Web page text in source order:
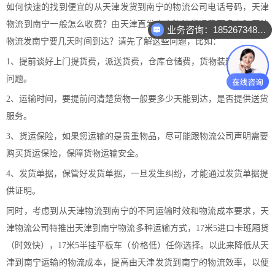
如何快速的找到便宜的从天津发货到南宁的物流公司电话号码，天津
物流到南宁一般怎么收费？由天津直发南宁物流货运费要多少？天津
物流发南宁要几天时间到达？请先了解这些问题，比如：
1、提前谈好上门提货费，派送货费，仓库仓储费，货物装卸费等运费
问题。
2、运输时间，要提前问清楚货物一般要多少天能到达，是否提供送货
服务。
3、货运保险，如果您运输的是贵重物品，尽可能跟物流公司声明需要
购买货运保险，保障货物运输安全。
4、发货单据，保管好发货单据，一旦发生纠纷，才能通过发货单据提
供证明。
同时，考虑到从天津物流到南宁的不同运输时效和物流成本要求，天
津物流公司特推出天津到南宁物流多种运输方式，17米5进口卡班厢货
（时效快），17米5半挂平板车（价格低）任你选择。以此来降低从天
津到南宁运输的物流成本，提高由天津发货到南宁的物流效率，以便
业务咨询：18526734888
业务咨询：18526734888